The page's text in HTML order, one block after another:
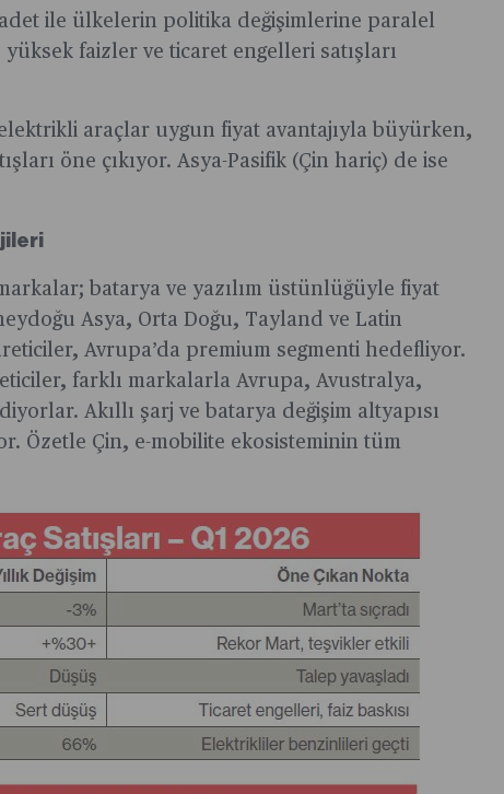
adet ile ülkelerin politika değişimlerine paralel
faizler ve ticaret engelleri satışları
araçlar uygun fiyat avantajıyla büyürken,
öne çıkıyor. Asya-Pasifik (Çin hariç) de ise
batarya ve yazılım üstünlüğüyle fiyat
Asya, Orta Doğu, Tayland ve Latin
Avrupa’da premium segmenti hedefliyor.
farklı markalarla Avrupa, Avustralya,
Akıllı şarj ve batarya değişim altyapısı
Özetle Çin, e-mobilite ekosisteminin tüm